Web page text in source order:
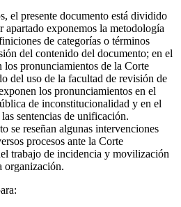
el presente documento está dividido
apartado exponemos la metodología
de categorías o términos
del contenido del documento; en el
los pronunciamientos de la Corte
del uso de la facultad de revisión de
los pronunciamientos en el
de inconstitucionalidad y en el
sentencias de unificación.
se reseñan algunas intervenciones
procesos ante la Corte
trabajo de incidencia y movilización
organización.